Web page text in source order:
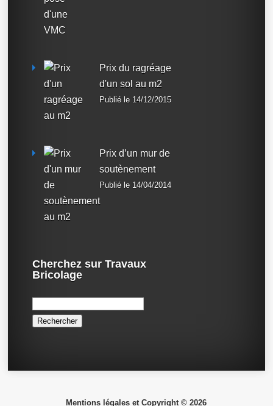
Prix du ragréage
d'un sol au m2
Publié le 14/12/2015
Prix d’un mur de
soutènement
Publié le 14/04/2014
Cherchez sur Travaux
Bricolage
Rechercher :
Mentions légales et Copyright © 2026